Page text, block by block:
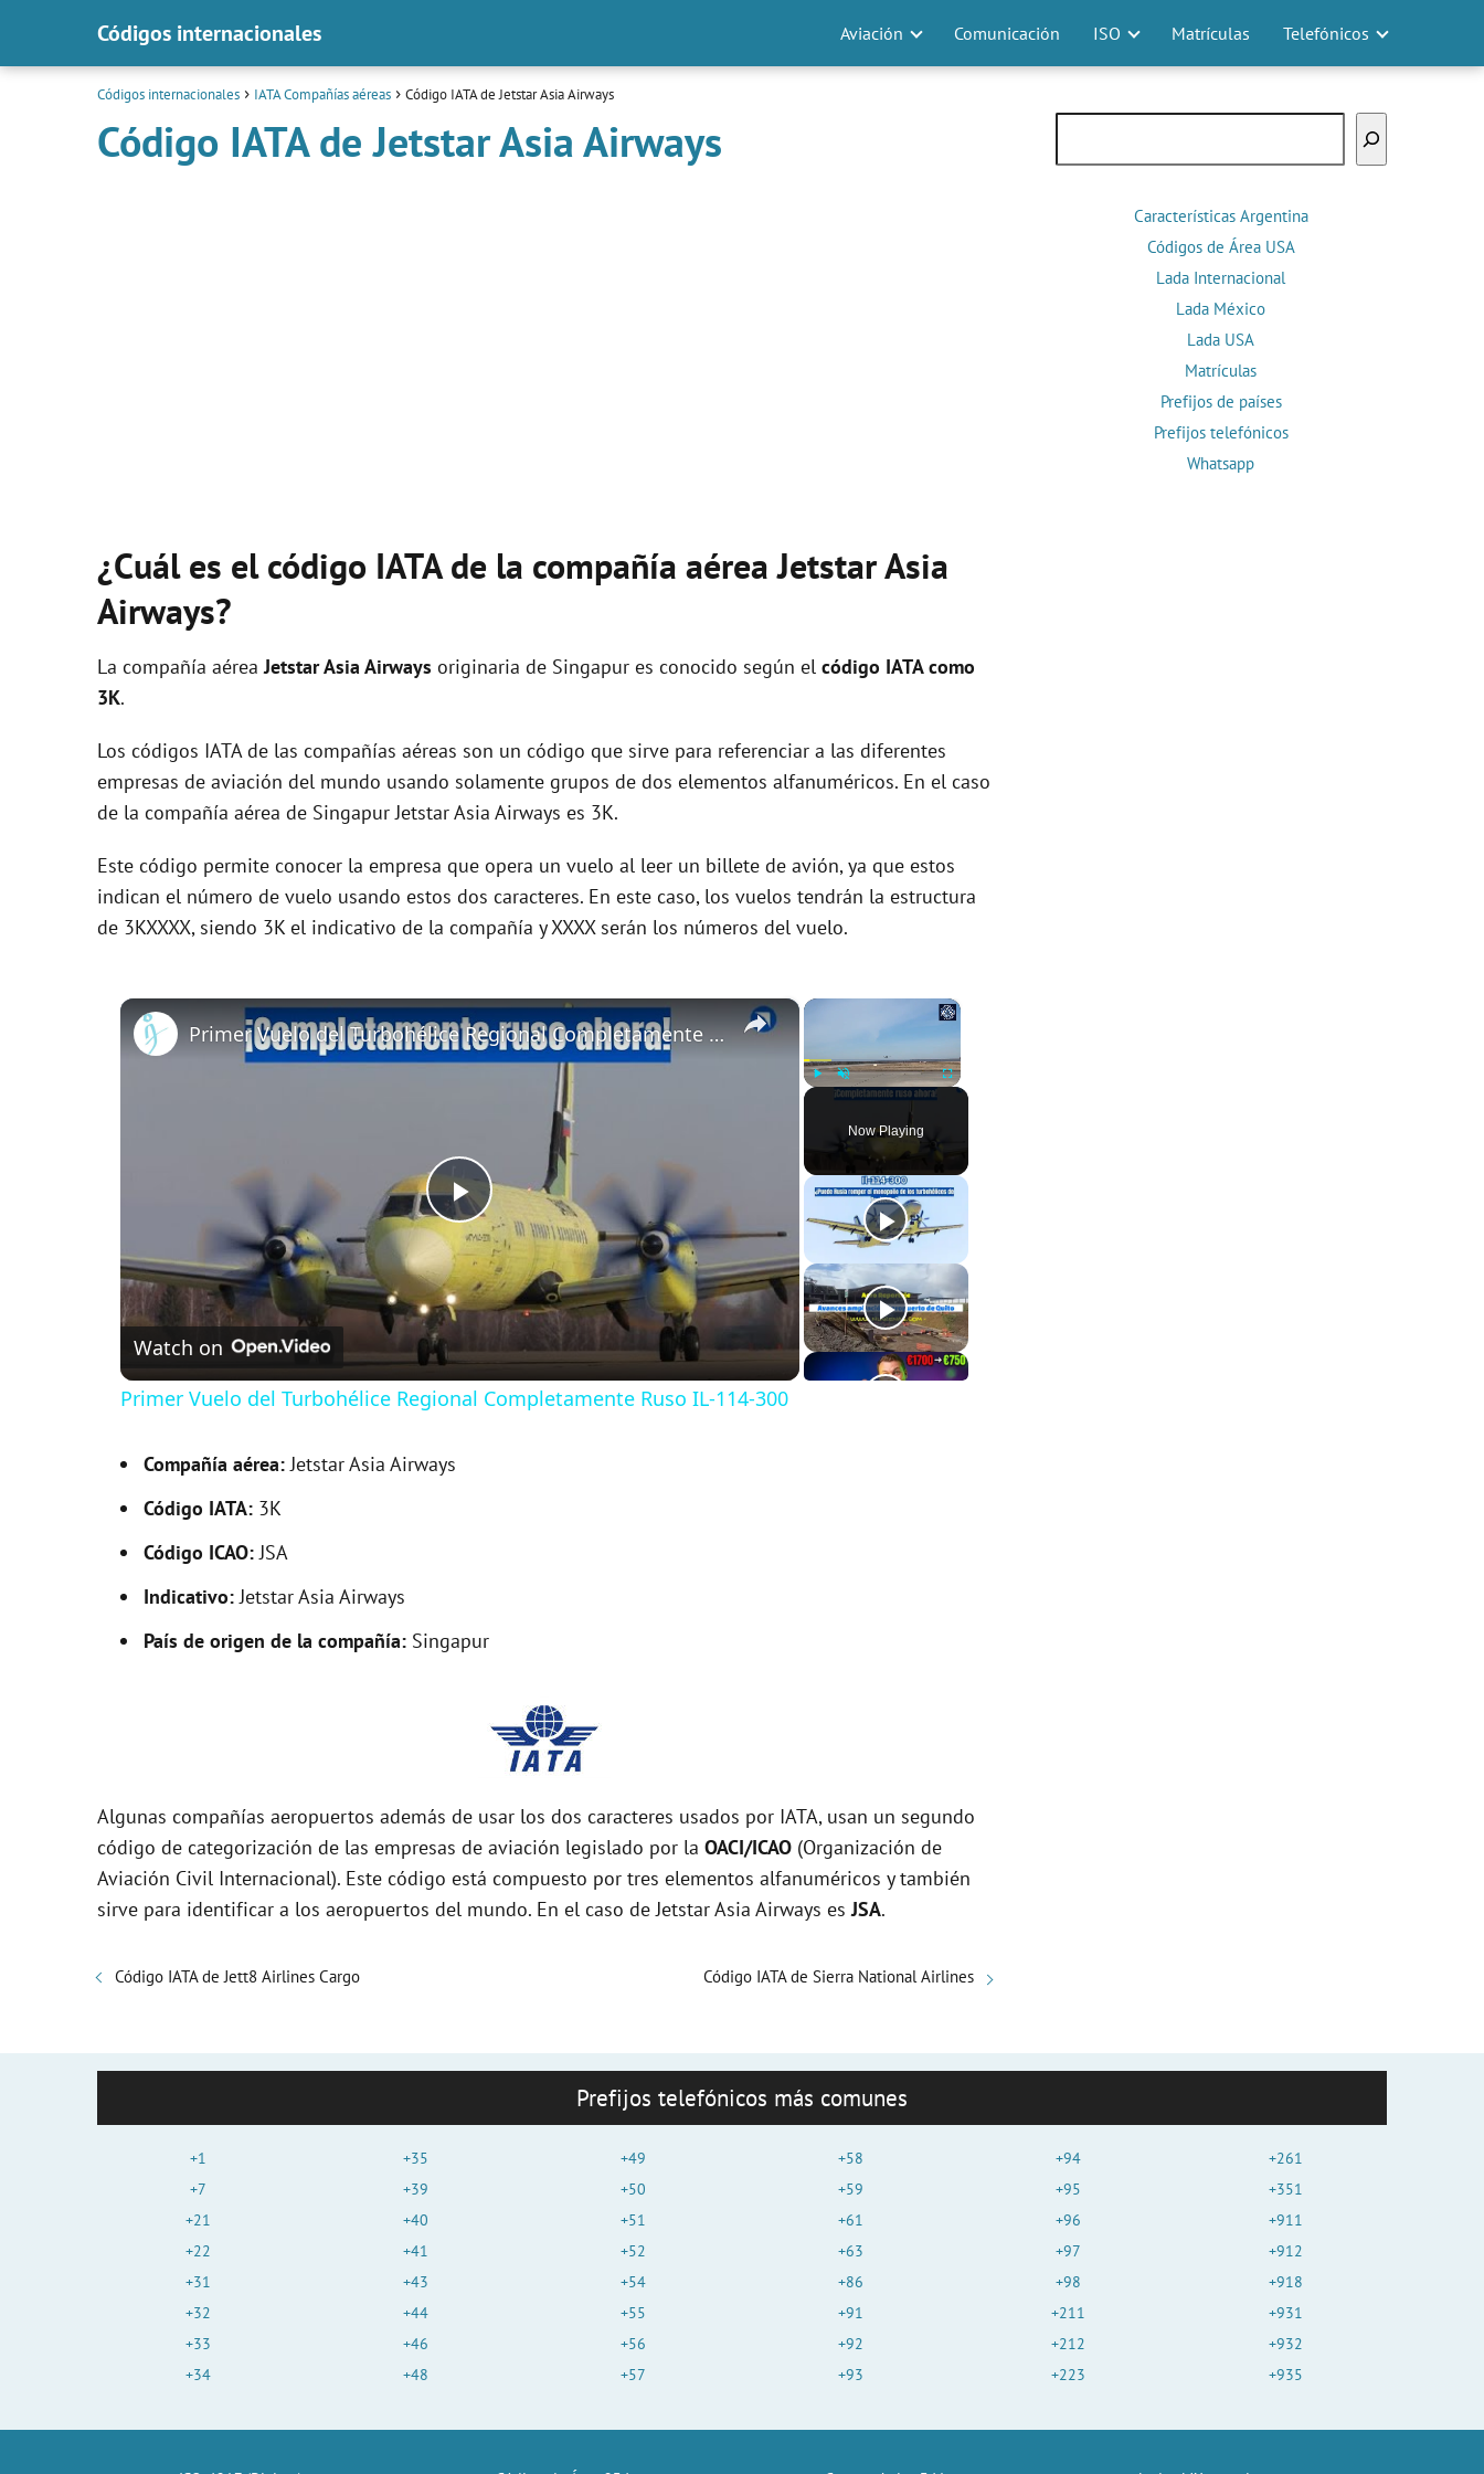
Códigos internacionales Aviación Comunicación ISO Matrículas Telefónicos
Códigos internacionales IATA Compañías aéreas Código IATA de Jetstar Asia Airways
Código IATA de Jetstar Asia Airways
¿Cuál es el código IATA de la compañía aérea Jetstar Asia
Airways?
La compañía aéreaJetstar Asia Airways originaria de Singapur es conocido según el código IATA como
3K.
Los códigos IATA de las compañías aéreas son un código que sirve para referenciar a las diferentes
empresas de aviación del mundo usando solamente grupos de dos elementos alfanuméricos. En el caso
de la compañía aérea de Singapur Jetstar Asia Airways es 3K.
Este código permite conocer la empresa que opera un vuelo al leer un billete de avión, ya que estos
indican el número de vuelo usando estos dos caracteres. En este caso, los vuelos tendrán la estructura
de 3KXXXX, siendo 3K el indicativo de la compañía y XXXX serán los números del vuelo.
×
Unmute Fullscreen
Now Playing
×
P
l
a
Primer Vuelo del Turbohélice Regional Completamente Ruso IL-114-300
Watch on
Primer Vuelo del Turbohélice Regional Completamente Ruso IL-114-300
Compañía aérea:Jetstar Asia Airways
Código IATA: 3K
Código ICAO:JSA
Indicativo:Jetstar Asia Airways
País de origen de la compañía: Singapur
Algunas compañías aeropuertos además de usar los dos caracteres usados por IATA, usan un segundo
código de categorización de las empresas de aviación legislado por la OACI/ICAO (Organización de
Aviación Civil Internacional). Este código está compuesto por tres elementos alfanuméricos y también
sirve para identificar a los aeropuertos del mundo. En el caso de Jetstar Asia Airways esJSA.
Código IATA de Jett8 Airlines Cargo Código IATA de Sierra National Airlines
Características Argentina
Códigos de Área USA
Lada Internacional
Lada México
Lada USA
Matrículas
Prefijos de países
Prefijos telefónicos
Whatsapp
Prefijos telefónicos más comunes
+1
+7
+21
+22
+31
+32
+33
+34
+35
+39
+40
+41
+43
+44
+46
+48
+49
+50
+51
+52
+54
+55
+56
+57
+58
+59
+61
+63
+86
+91
+92
+93
+94
+95
+96
+97
+98
+211
+212
+223
+261
+351
+911
+912
+918
+931
+932
+935